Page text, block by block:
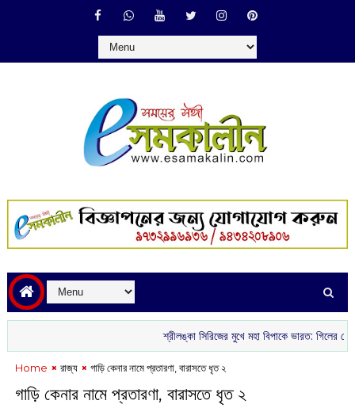
শ্রীলঙ্কা সিরিজের মুখে মহা বিপাকে ভারত: গিলের চোট ও
Home রাজ্য গাড়ি কেনার নামে প্রতারণা, বারাসতে ধৃত ২
গাড়ি কেনার নামে প্রতারণা, বারাসতে ধৃত ২